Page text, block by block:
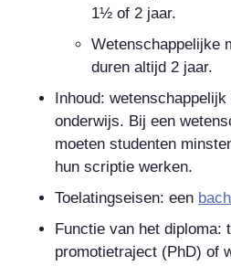
1½ of 2 jaar.
Wetenschappelijke
duren altijd 2 jaar.
Inhoud:
onderwijs. Bij een
moeten studenten
hun scriptie werken.
Toelatingseisen: een
Functie van het diploma:
promotietraject (PhD) of